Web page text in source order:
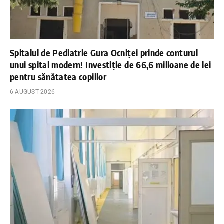
Spitalul de Pediatrie Gura Ocniței prinde conturul
unui spital modern! Investiție de 66,6 milioane de lei
pentru sănătatea copiilor
6 AUGUST 2026